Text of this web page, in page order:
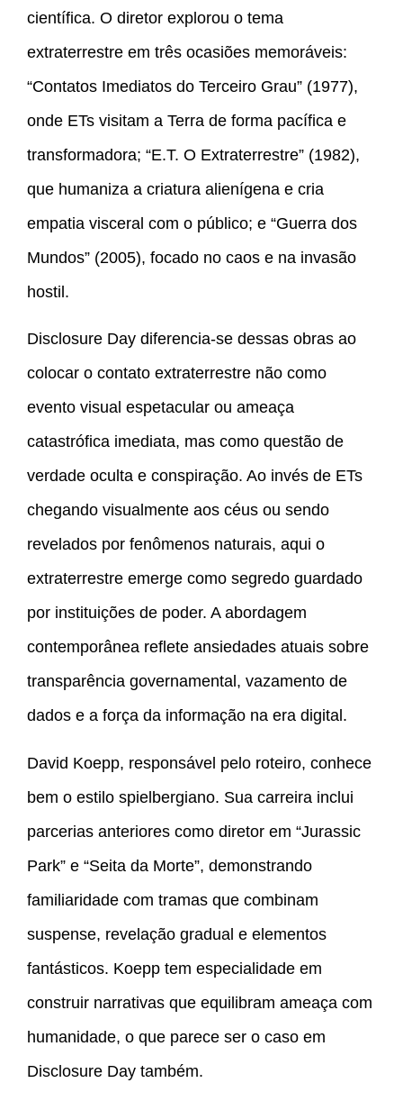
científica. O diretor explorou o tema
extraterrestre em três ocasiões memoráveis:
“Contatos Imediatos do Terceiro Grau” (1977),
onde ETs visitam a Terra de forma pacífica e
transformadora; “E.T. O Extraterrestre” (1982),
que humaniza a criatura alienígena e cria
empatia visceral com o público; e “Guerra dos
Mundos” (2005), focado no caos e na invasão
hostil.
Disclosure Day diferencia-se dessas obras ao
colocar o contato extraterrestre não como
evento visual espetacular ou ameaça
catastrófica imediata, mas como questão de
verdade oculta e conspiração. Ao invés de ETs
chegando visualmente aos céus ou sendo
revelados por fenômenos naturais, aqui o
extraterrestre emerge como segredo guardado
por instituições de poder. A abordagem
contemporânea reflete ansiedades atuais sobre
transparência governamental, vazamento de
dados e a força da informação na era digital.
David Koepp, responsável pelo roteiro, conhece
bem o estilo spielbergiano. Sua carreira inclui
parcerias anteriores como diretor em “Jurassic
Park” e “Seita da Morte”, demonstrando
familiaridade com tramas que combinam
suspense, revelação gradual e elementos
fantásticos. Koepp tem especialidade em
construir narrativas que equilibram ameaça com
humanidade, o que parece ser o caso em
Disclosure Day também.